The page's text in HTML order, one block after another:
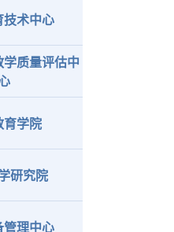
技术中心
学质量评估中
育学院
研究院
管理中心